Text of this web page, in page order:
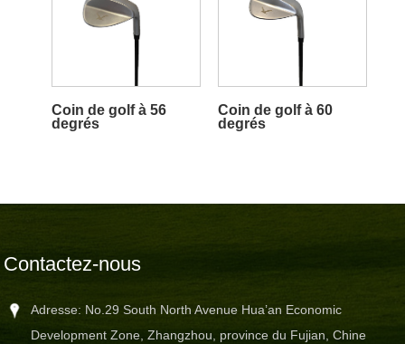
Coin de golf à 56
degrés
Coin de golf à 60
degrés
Contactez-nous
Adresse: No.29 South North Avenue Hua’an Economic
Development Zone, Zhangzhou, province du Fujian, Chine